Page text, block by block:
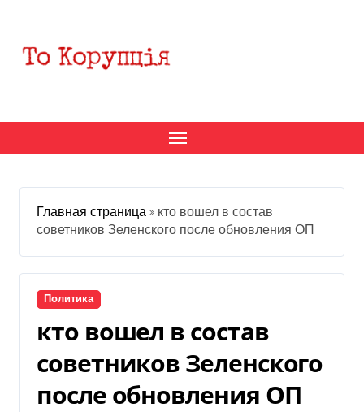
содержанию
Главная страница » кто вошел в состав
советников Зеленского после обновления ОП
Политика
кто вошел в состав
советников Зеленского
после обновления ОП